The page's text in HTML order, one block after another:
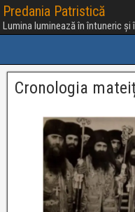
Predania Patristică
Lumina luminează în întuneric
Cronologia